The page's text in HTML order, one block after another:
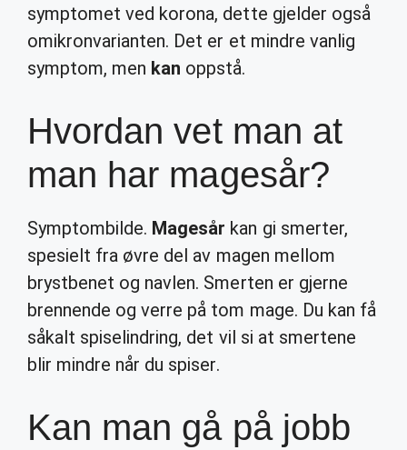
symptomet ved korona, dette gjelder også
omikronvarianten. Det er et mindre vanlig
symptom, men kan oppstå.
Hvordan vet man at
man har magesår?
Symptombilde. Magesår kan gi smerter,
spesielt fra øvre del av magen mellom
brystbenet og navlen. Smerten er gjerne
brennende og verre på tom mage. Du kan få
såkalt spiselindring, det vil si at smertene
blir mindre når du spiser.
Kan man gå på jobb